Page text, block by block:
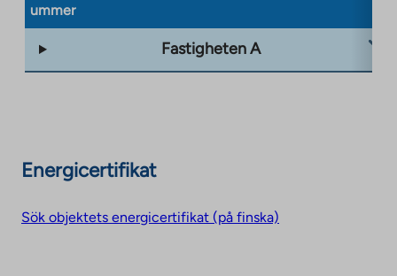
ummer
Fastigheten A
Energicertifikat
Sök objektets energicertifikat (på finska)